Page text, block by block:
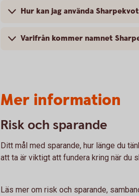
Hur kan jag använda
Varifrån kommer namnet
Mer information
Risk och sparande
Ditt mål med sparande, hur länge du
att ta är viktigt att fundera kring när du
Läs mer om risk och sparande,